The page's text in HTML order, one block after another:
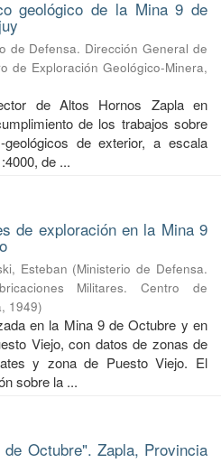
geológico de la Mina 9 de
de Defensa. Dirección General de
de Exploración Geológico-Minera,
de Altos Hornos Zapla en
de los trabajos sobre
geológicos de exterior, a escala
de ...
de exploración en la Mina 9
Esteban (Ministerio de Defensa.
Militares. Centro de
, 1949)
en la Mina 9 de Octubre y en
Viejo, con datos de zonas de
y zona de Puesto Viejo. El
sobre la ...
Octubre". Zapla, Provincia